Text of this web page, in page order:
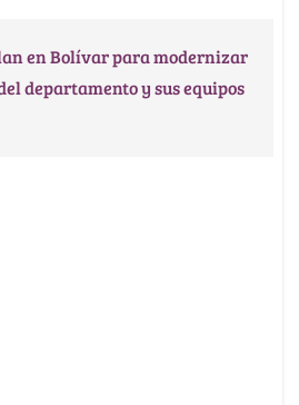
en Bolívar para modernizar
departamento y sus equipos